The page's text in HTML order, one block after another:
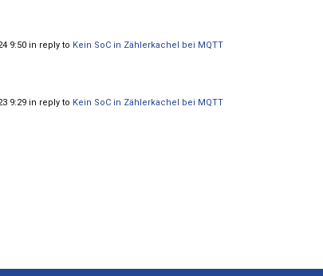
9:50 in reply to Kein SoC in Zählerkachel bei MQTT
9:29 in reply to Kein SoC in Zählerkachel bei MQTT